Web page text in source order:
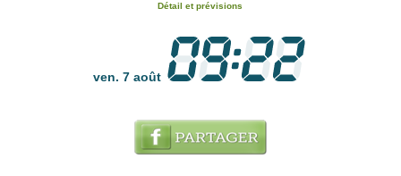
Détail et prévisions
ven. 7 août